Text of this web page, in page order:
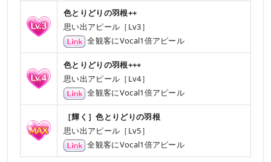
色とりどりの羽根++
思い出アピール［Lv3］
全観客にVocal1倍アピール
色とりどりの羽根+++
思い出アピール［Lv4］
全観客にVocal1倍アピール
［輝く］色とりどりの羽根
思い出アピール［Lv5］
全観客にVocal1倍アピール